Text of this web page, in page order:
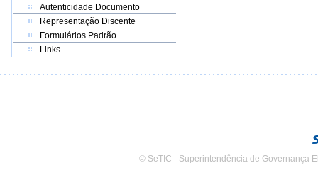
Autenticidade Documento
Representação Discente
Formulários Padrão
Links
© SeTIC - Superintendência de Governança